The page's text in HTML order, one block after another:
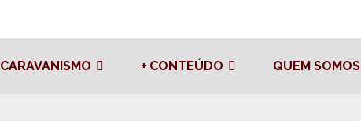
CARAVANISMO + CONTEÚDO QUEM SOMOS